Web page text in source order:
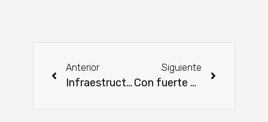
Anterior
Infraestructura y asistencia marcaron abril en Ñeembucú
Siguiente
Con fuerte apoyo institucional, se inauguró la Expo Santa Rita 2025